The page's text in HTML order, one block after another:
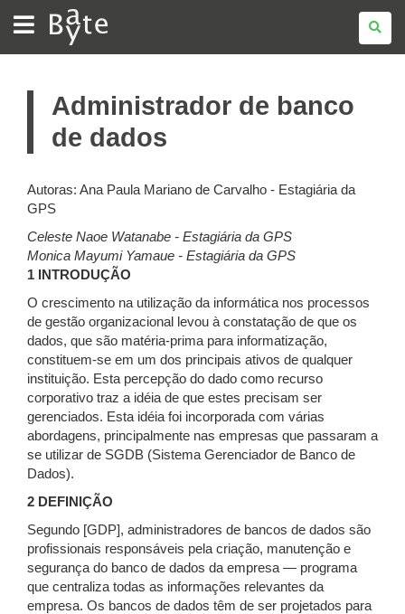
BATE
BYTE
Administrador de banco
de dados
Autoras: Ana Paula Mariano de Carvalho - Estagiária da
GPS
Celeste Naoe Watanabe - Estagiária da GPS
Monica Mayumi Yamaue - Estagiária da GPS
1 INTRODUÇÃO
O crescimento na utilização da informática nos processos
de gestão organizacional levou à constatação de que os
dados, que são matéria-prima para informatização,
constituem-se em um dos principais ativos de qualquer
instituição. Esta percepção do dado como recurso
corporativo traz a idéia de que estes precisam ser
gerenciados. Esta idéia foi incorporada com várias
abordagens, principalmente nas empresas que passaram a
se utilizar de SGDB (Sistema Gerenciador de Banco de
Dados).
2 DEFINIÇÃO
Segundo [GDP], administradores de bancos de dados são
profissionais responsáveis pela criação, manutenção e
segurança do banco de dados da empresa — programa
que centraliza todas as informações relevantes da
empresa. Os bancos de dados têm de ser projetados para